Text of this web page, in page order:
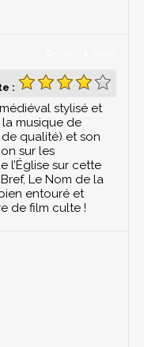
:
stylisé et
musique de
qualité) et son
sur les
l’Église sur cette
Le Nom de la
entouré et
de film culte !